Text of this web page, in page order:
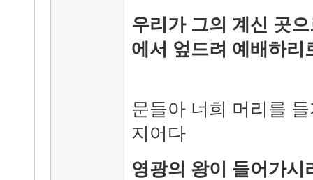
우리가 그의 계신 곳
에서 엎드려 예배하리
문들아 너희 머리를
지어다
영광의 왕이 들어가시